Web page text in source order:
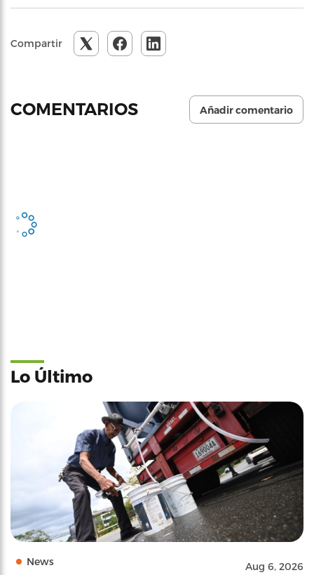
Compartir
COMENTARIOS Añadir comentario
Lo Último
News Aug 6, 2026